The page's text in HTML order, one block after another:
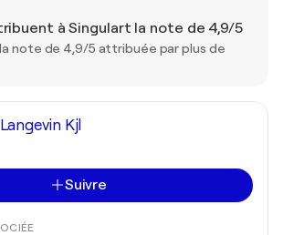
à Singulart la note de 4,9/5
note de 4,9/5 attribuée par plus de
Kjl
Suivre